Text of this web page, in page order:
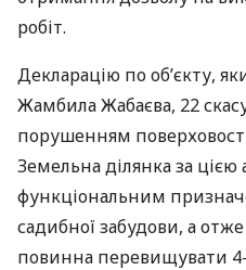
робіт.
Декларацію по об’єкту,
Жамбила Жабаєва, 22
порушенням
Земельна ділянка за цією
функціональним
садибної забудови, а
повинна перевищувати